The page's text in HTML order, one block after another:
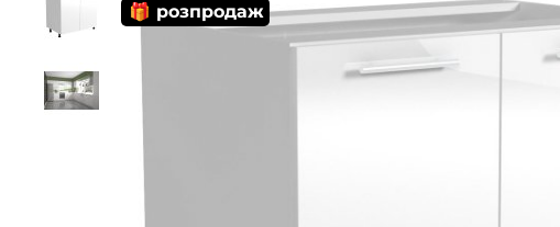
🎁 розпродаж